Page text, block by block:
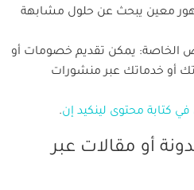
معين يبحث عن حلول مشابهة
الخاصة: يمكن تقديم خصومات أو
أو خدماتك عبر منشورات
كتابة محتوى لينكيد إن.
أو مقالات عبر